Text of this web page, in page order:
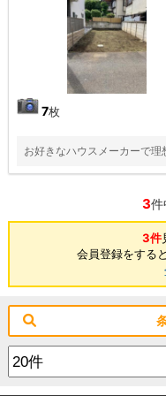
7枚
お好きなハウスメーカーで理
3件
3件
会員登録をする